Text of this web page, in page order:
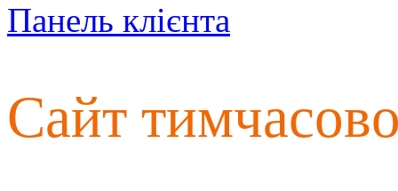
Панель клієнта
Сайт